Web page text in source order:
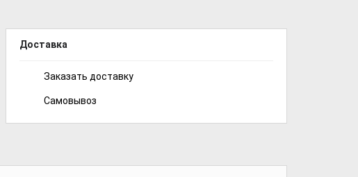
Доставка
Заказать доставку
Самовывоз